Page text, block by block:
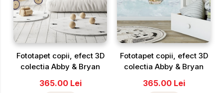
Fototapet copii, efect 3D
colectia Abby & Bryan
365.00 Lei
Fototapet copii, efect 3D
colectia Abby & Bryan
365.00 Lei